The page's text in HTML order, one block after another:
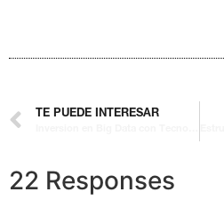
TE PUEDE INTERESAR
22 Responses